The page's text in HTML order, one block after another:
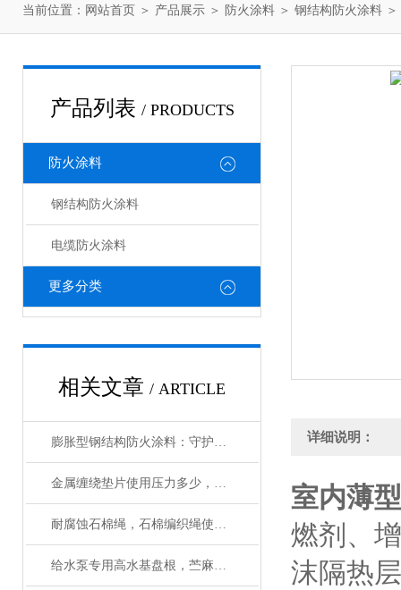
当前位置： 网站首页 ＞ 产品展示 ＞ 防火涂料 ＞ 钢结构防火涂料
产品列表 / PRODUCTS
防火涂料
钢结构防火涂料
电缆防火涂料
更多分类
相关文章 / ARTICLE
膨胀型钢结构防火涂料：守护建筑安全的 “隐形卫士”
金属缠绕垫片使用压力多少，使用温度多少
耐腐蚀石棉绳，石棉编织绳使用范围
给水泵专用高水基盘根，苎麻盘根使用温度
详细说明：
室内薄
燃剂、
沫隔热